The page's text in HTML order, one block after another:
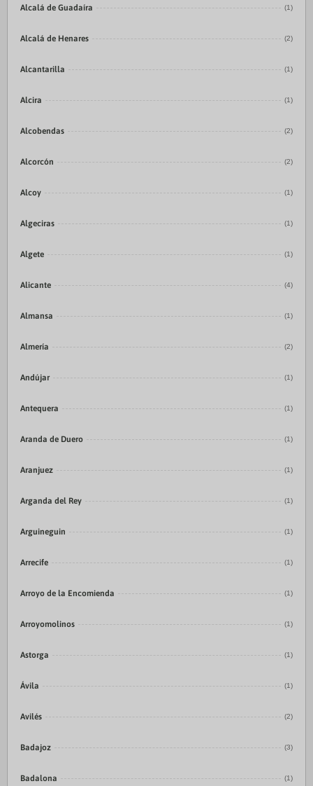
Alcalá de Guadaíra (1)
Alcalá de Henares (2)
Alcantarilla (1)
Alcira (1)
Alcobendas (2)
Alcorcón (2)
Alcoy (1)
Algeciras (1)
Algete (1)
Alicante (4)
Almansa (1)
Almería (2)
Andújar (1)
Antequera (1)
Aranda de Duero (1)
Aranjuez (1)
Arganda del Rey (1)
Arguineguin (1)
Arrecife (1)
Arroyo de la Encomienda (1)
Arroyomolinos (1)
Astorga (1)
Ávila (1)
Avilés (2)
Badajoz (3)
Badalona (1)